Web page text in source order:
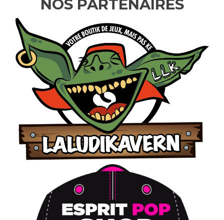
NOS PARTENAIRES